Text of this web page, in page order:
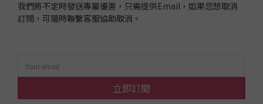
我們將不定時發送專屬優惠，只需提供Email，如果您想取消
訂閱，可隨時聯繫客服協助取消。
立即訂閱